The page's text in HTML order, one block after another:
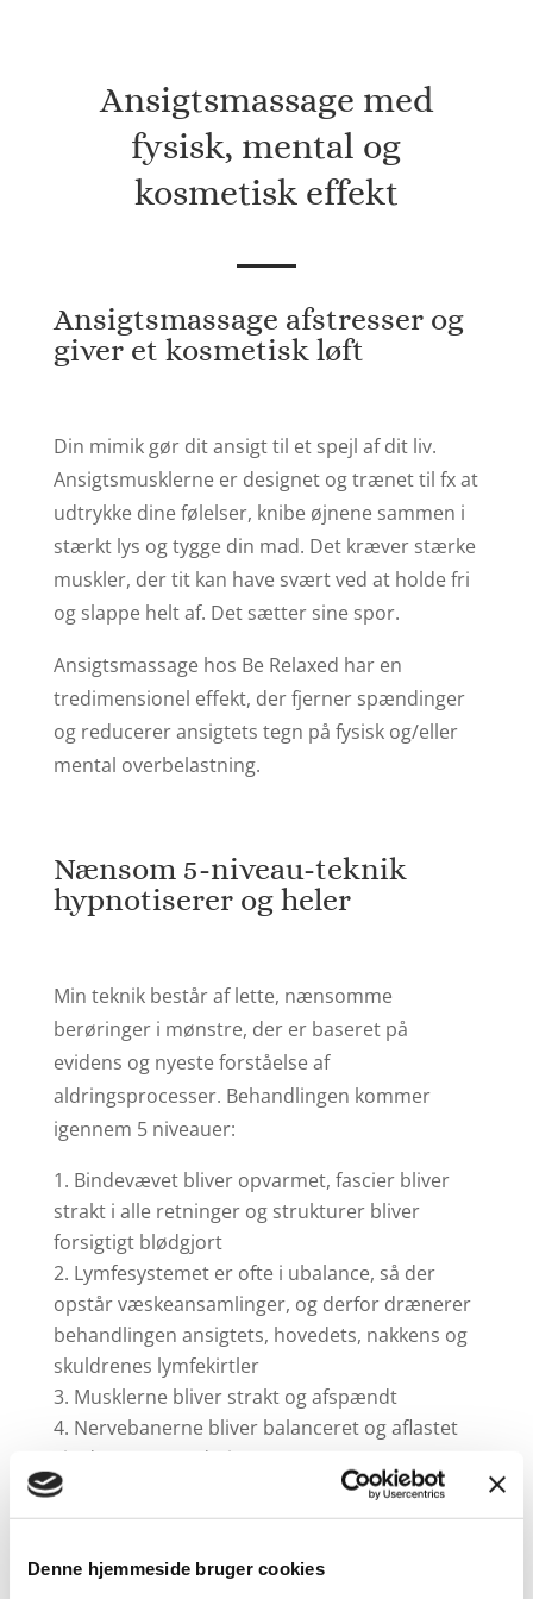
Denne hjemmeside bruger cookies
Ansigtsmassage med
fysisk, mental og
kosmetisk effekt
Ansigtsmassage afstresser og
giver et kosmetisk løft
Din mimik gør dit ansigt til et spejl af dit liv.
Ansigtsmusklerne er designet og trænet til fx at
udtrykke dine følelser, knibe øjnene sammen i
stærkt lys og tygge din mad. Det kræver stærke
muskler, der tit kan have svært ved at holde fri
og slappe helt af. Det sætter sine spor.
Ansigtsmassage hos Be Relaxed har en
tredimensionel effekt, der fjerner spændinger
og reducerer ansigtets tegn på fysisk og/eller
mental overbelastning.
Nænsom 5-niveau-teknik
hypnotiserer og heler
Min teknik består af lette, nænsomme
berøringer i mønstre, der er baseret på
evidens og nyeste forståelse af
aldringsprocesser. Behandlingen kommer
igennem 5 niveauer:
Bindevævet bliver opvarmet, fascier bliver
strakt i alle retninger og strukturer bliver
forsigtigt blødgjort
Lymfesystemet er ofte i ubalance, så der
opstår væskeansamlinger, og derfor drænerer
behandlingen ansigtets, hovedets, nakkens og
skuldrenes lymfekirtler
Musklerne bliver strakt og afspændt
Nervebanerne bliver balanceret og aflastet
via den neurosedative massage
Huden bliver blødgjort og rynker smeltet
fysisk, mentalt og emotionelt – og oveni er der